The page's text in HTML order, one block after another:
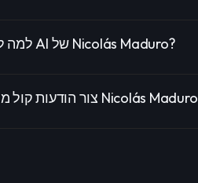
למה לבחור בקול AI של Nicolás Maduro?